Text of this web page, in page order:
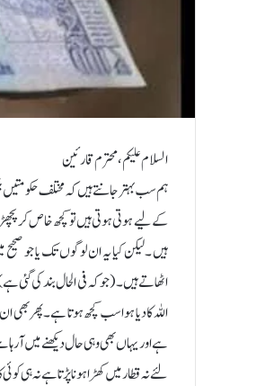
السلام علیکم ، محترم قارئین
ہم سب بہتر جانتے ہیں کہ مختلف حکو
کے لیے ہوتی ہوتی ہیں تو کچھ خاص کر
ہیں ۔لیکن کیا یہ ان لوگوں تک یا جو
اٹھاتے ہیں۔ (جو کہ فی الحال بند کی
اللہ کا دیا ہوا سب کچھ ہوتا ہے۔پھر
ہےاور یہاں بھی وہی حال دیکھنے میں آرہا
لئے نہ قطار میں کھڑا ہونا پڑتا ہے نہ